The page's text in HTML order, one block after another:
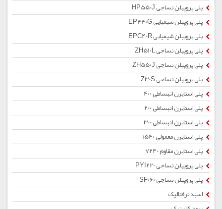
پلی پروپیلن نساجی HP550J
پلی پروپیلن شیمیایی EP440G
پلی پروپیلن شیمیایی EPC40R
پلی پروپیلن نساجی ZH510L
پلی پروپیلن نساجی ZH550J
پلی پروپیلن نساجی Z30S
پلی استایرن انبساطی 400
پلی استایرن انبساطی 200
پلی استایرن انبساطی 300
پلی استایرن معمولی 1540
پلی استایرن مقاوم 7240
پلی پروپیلن نساجی PYI220
پلی پروپیلن نساجی SF060
اسید ترفتالیک